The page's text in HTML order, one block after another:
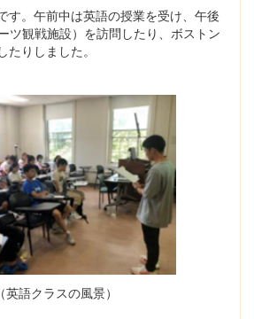
す。午前中は英語の授業を受け、午後
ツ観戦施設）を訪問したり、ボストン
たりしました。
（英語クラスの風景）